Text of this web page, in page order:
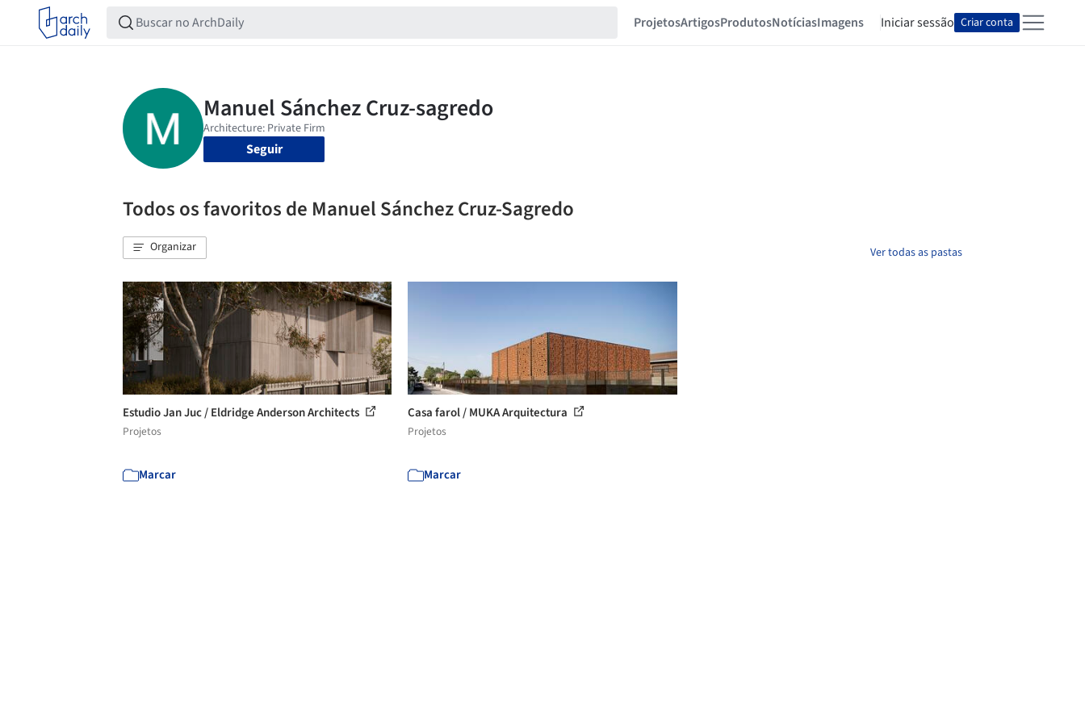
ProjetosArtigosProdutosNotíciasImagens Iniciar sessão Criar conta
Seguir
Todos os favoritos de Manuel Sánchez Cruz-Sagredo
Organizar Ver todas as pastas
Estudio Jan Juc / Eldridge Anderson Architects
Projetos
Marcar
Casa farol / MUKA Arquitectura
Projetos
Marcar